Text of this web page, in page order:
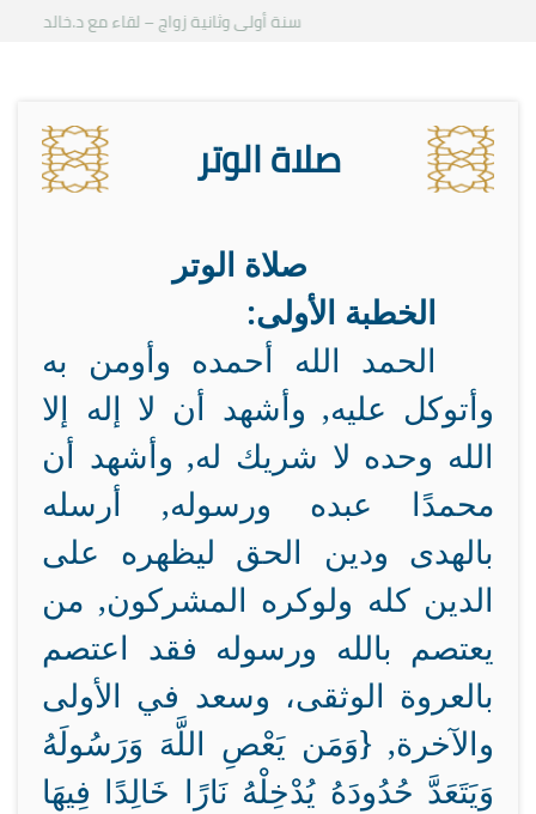
سنة أولى وثانية زواج – لقاء مع د.خالد الحليبي
صلاة الوتر
صلاة الوتر
الخطبة الأولى:
الحمد الله أحمده وأومن به
وأتوكل عليه, وأشهد أن لا إله إلا
الله وحده لا شريك له, وأشهد أن
محمدًا عبده ورسوله, أرسله
بالهدى ودين الحق ليظهره على
الدين كله ولوكره المشركون, من
يعتصم بالله ورسوله فقد اعتصم
بالعروة الوثقى، وسعد في الأولى
والآخرة, {وَمَن يَعْصِ اللَّهَ وَرَسُولَهُ
وَيَتَعَدَّ حُدُودَهُ يُدْخِلْهُ نَارًا خَالِدًا فِيهَا